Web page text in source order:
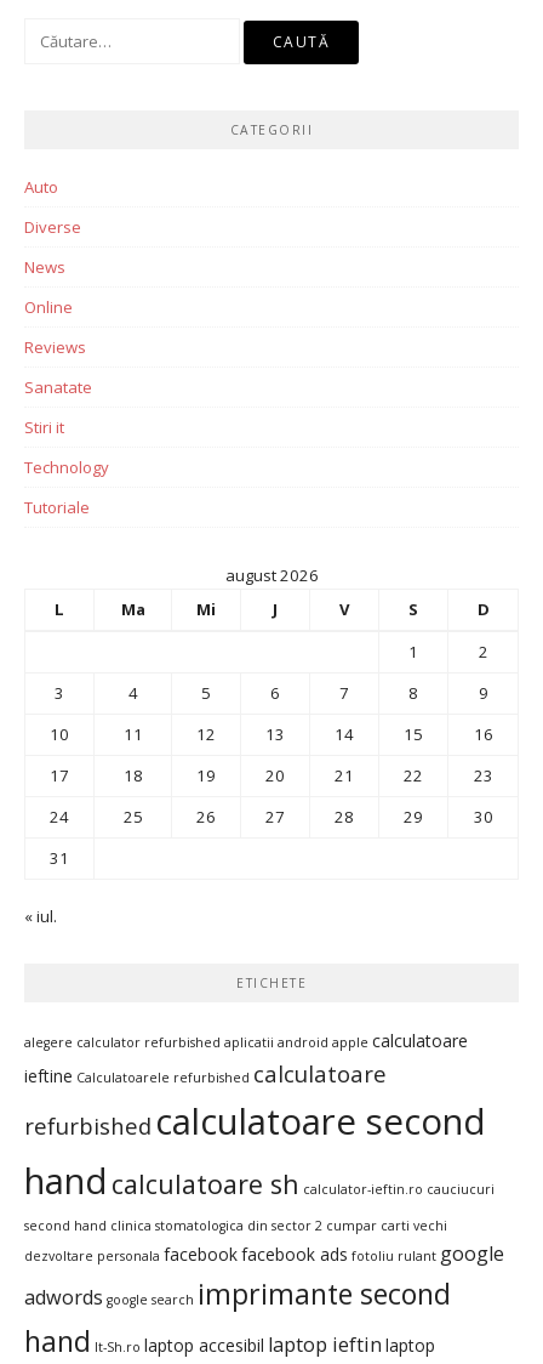
Caută
CATEGORII
Auto
Diverse
News
Online
Reviews
Sanatate
Stiri it
Technology
Tutoriale
august 2026
L
Ma Mi J V S
D
1
2
3
4 5 6 7 8
9
10
11 12 13 14 15
16
17
18 19 20 21 22
23
24
25 26 27 28 29
30
31
« iul.
ETICHETE
alegere calculator refurbished aplicatii android apple calculatoare
ieftine Calculatoarele refurbished calculatoare
refurbished calculatoare second
hand calculatoare sh calculator-ieftin.ro cauciucuri
second hand clinica stomatologica din sector 2 cumpar carti vechi
dezvoltare personala facebookfacebook ads fotoliu rulant google
adwords google search imprimante second
hand It-Sh.ro laptop accesibil laptop ieftin laptop